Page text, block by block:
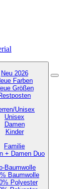
Neu 2026
Farben
Größen
Unisex
Unisex
Damen
Kinder
Familie
+ Damen Duo
Baumwolle
Baumwolle
Polyester